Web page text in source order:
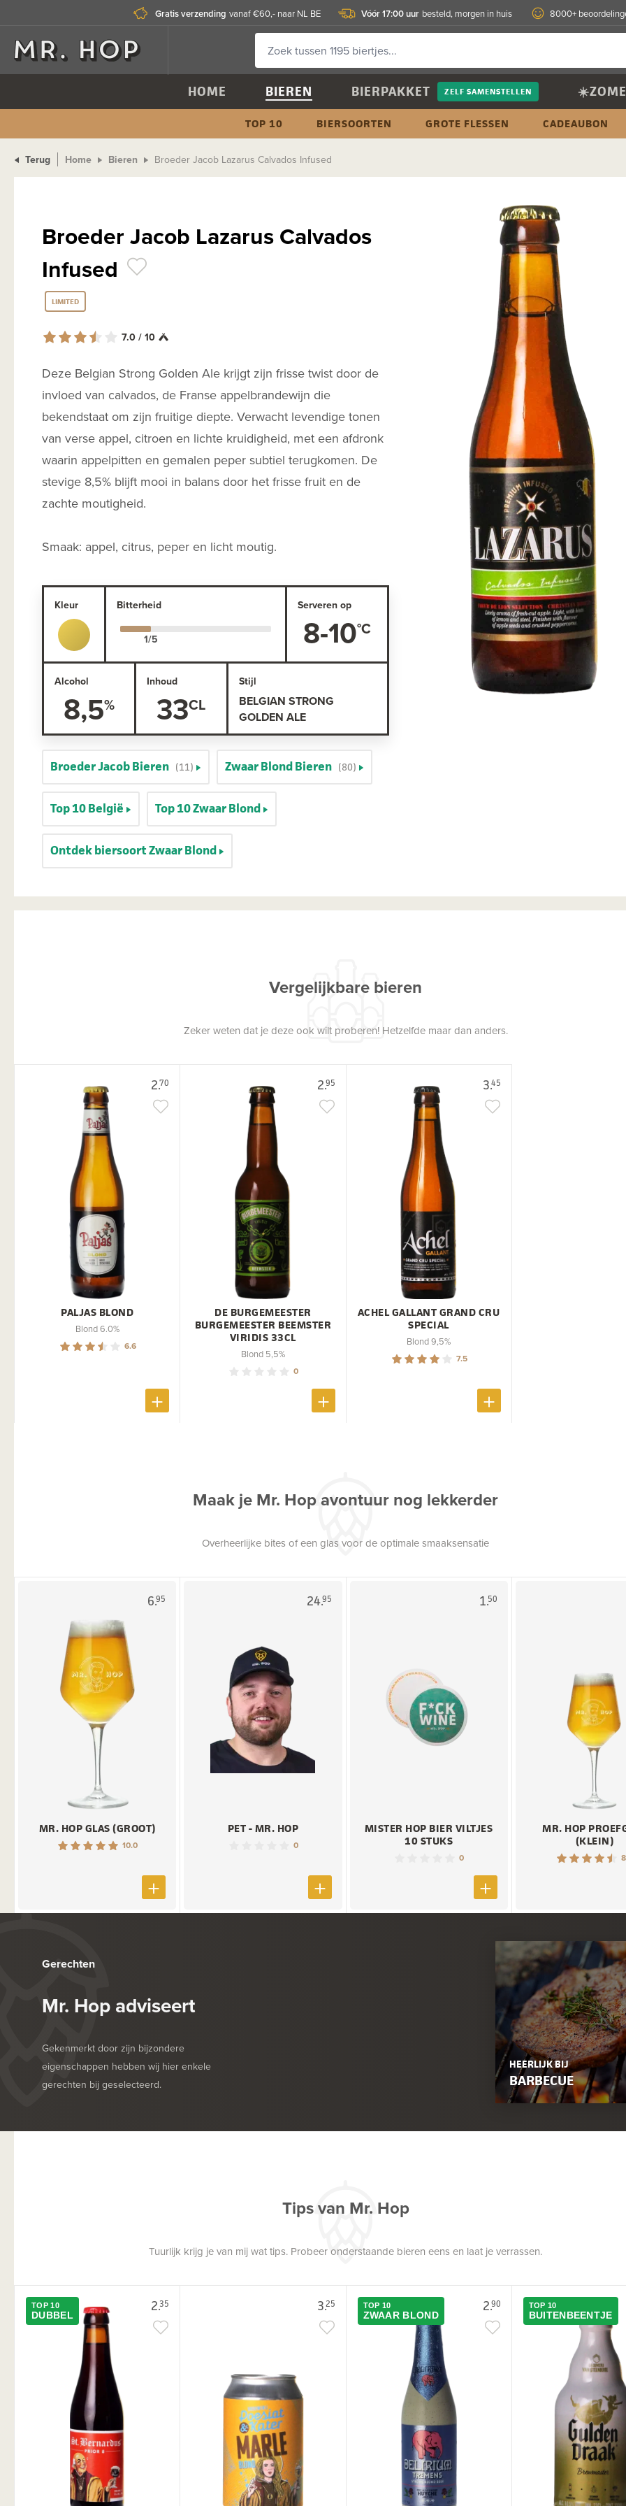
Gratis verzending vanaf €60,- naar NL BE Vóór 17:00 uur besteld, morgen in huis 8000+
HOME BIEREN BIERPAKKET ZELF SAMENSTELLEN
TOP 10 BIERSOORTEN GROTE FLESSEN CADEAUBON
Terug Home Bieren Broeder Jacob Lazarus Calvados Infused
Broeder Jacob Lazarus Calvados
Infused
LIMITED
7.0 / 10
Deze Belgian Strong Golden Ale krijgt zijn frisse twist door de
invloed van calvados, de Franse appelbrandewijn die
bekendstaat om zijn fruitige diepte. Verwacht levendige tonen
van verse appel, citroen en lichte kruidigheid, met een afdronk
waarin appelpitten en gemalen peper subtiel terugkomen. De
stevige 8,5% blijft mooi in balans door het frisse fruit en de
zachte moutigheid.
Smaak: appel, citrus, peper en licht moutig.
Kleur Bitterheid Serveren op
8-10
Alcohol
8,5
Inhoud
33
Stijl
BELGIAN STRONG
GOLDEN ALE
Broeder Jacob Bieren (11) Zwaar Blond Bieren (80)
Top 10 België Top 10 Zwaar Blond
Ontdek biersoort Zwaar Blond
Vergelijkbare bieren
Zeker weten dat je deze ook wilt proberen! Hetzelfde maar dan anders.
2.70
PALJAS BLOND
Blond 6.0%
6.6
2.95
DE BURGEMEESTER
BURGEMEESTER BEEMSTER
VIRIDIS 33CL
Blond 5,5%
0
3.45
ACHEL GALLANT GRAND CRU
SPECIAL
Blond 9,5%
7.5
Maak je Mr. Hop avontuur nog lekkerder
Overheerlijke bites of een glas voor de optimale smaaksensatie
6.95
MR. HOP GLAS (GROOT)
10.0
24.95
PET - MR. HOP
0
1.50
MISTER HOP BIER VILTJES
10 STUKS
0
MR. HOP
(KLEIN)
Gerechten
Mr. Hop adviseert
Gekenmerkt door zijn bijzondere
eigenschappen hebben wij hier enkele
gerechten bij geselecteerd.
HEERLIJK BIJ
BARBECUE
Tips van Mr. Hop
Tuurlijk krijg je van mij wat tips. Probeer onderstaande bieren eens en laat je verrassen.
2.35
TOP 10
DUBBEL
3.25 2.90
TOP 10
ZWAAR BLOND
TOP 10
BUITENBEENTJE